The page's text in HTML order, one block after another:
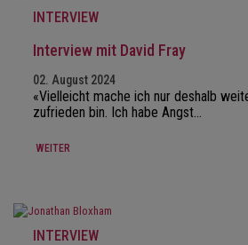
INTERVIEW
Interview mit David Fray
02. August 2024
«Vielleicht mache ich nur deshalb
zufrieden bin. Ich habe Angst…
WEITER
INTERVIEW